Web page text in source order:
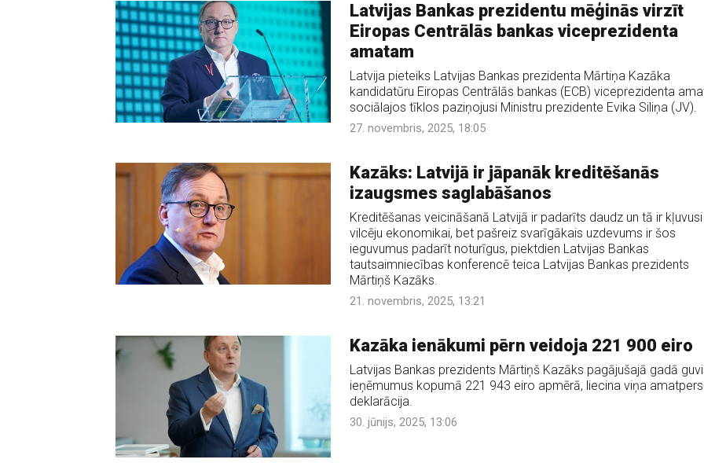
Latvijas Bankas prezidentu mēģinās virzīt
Eiropas Centrālās bankas viceprezidenta
amatam
Latvija pieteiks Latvijas Bankas prezidenta Mārtiņa Kazāka
kandidatūru Eiropas Centrālās bankas (ECB) viceprezidenta
sociālajos tīklos paziņojusi Ministru prezidente Evika Siliņa (JV).
27. novembris, 2025, 18:05
Kazāks: Latvijā ir jāpanāk kreditēšanās
izaugsmes saglabāšanos
Kreditēšanas veicināšanā Latvijā ir padarīts daudz un tā ir
vilcēju ekonomikai, bet pašreiz svarīgākais uzdevums ir šos
ieguvumus padarīt noturīgus, piektdien Latvijas Bankas
tautsaimniecības konferencē teica Latvijas Bankas prezidents
Mārtiņš Kazāks.
21. novembris, 2025, 13:21
Kazāka ienākumi pērn veidoja 221 900 eiro
Latvijas Bankas prezidents Mārtiņš Kazāks pagājušajā gadā
ieņēmumus kopumā 221 943 eiro apmērā, liecina viņa
deklarācija.
30. jūnijs, 2025, 13:06